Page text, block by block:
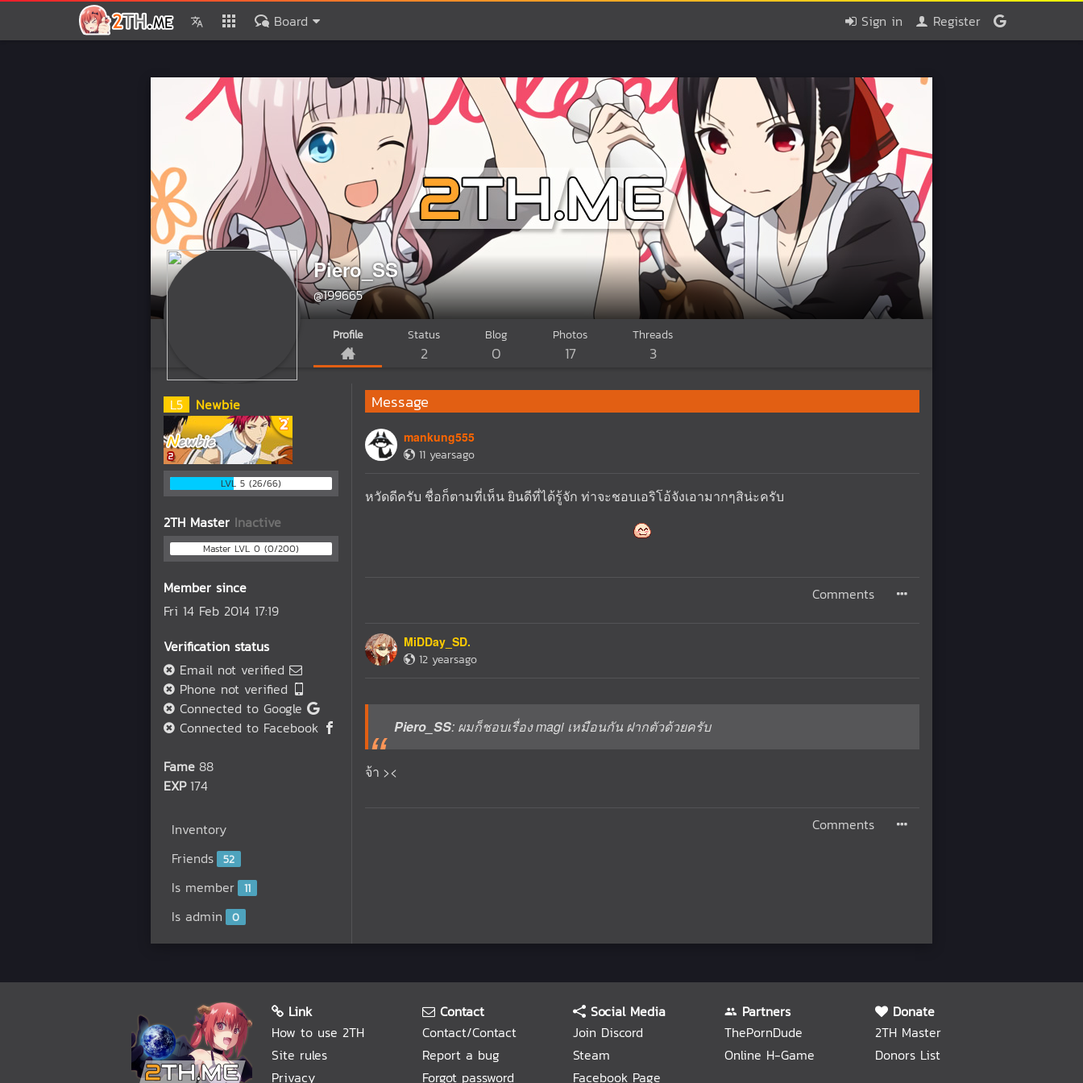
Sign in Register
Board
Piero_SS
@199665
Profile Status
2
Blog
0
Photos
17
Threads
3
L5 Newbie
LVL 5 (26/66)
2TH Master Inactive
Master LVL 0 (0/200)
Member since
Fri 14 Feb 2014 17:19
Verification status
Email not verified
Phone not verified
Connected to Google
Connected to Facebook
Fame 88
EXP 174
Inventory
Friends 52
Is member 11
Is admin 0
Message
mankung555
11 yearsago
หวัดดีครับ ชื่อก็ตามที่เห็น ยินดีที่ได้รู้จัก ท่าจะชอบเอริโอ้จังเอามากๆสิน่ะครับ
Comments
MiDDay_SD.
12 yearsago
Piero_SS: ผมก็ชอบเรื่อง magi เหมือนกัน ฝากตัวด้วยครับ
จ้า ><
Comments
Link
How to use 2TH
Site rules
Privacy
Contact
Contact/Contact
Report a bug
Forgot password
Social Media
Join Discord
Steam
Facebook Page
Partners
ThePornDude
Online H-Game
Donate
2TH Master
Donors List